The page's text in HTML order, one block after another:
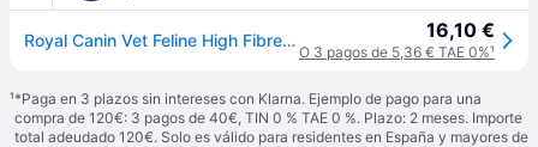
Royal Canin Vet Feline High Fibre FR31 Alimento para Gatos 400g 16,10 €
O 3 pagos de 5,36 € TAE 0%¹
¹*Paga en 3 plazos sin intereses con Klarna. Ejemplo de pago para una
compra de 120€: 3 pagos de 40€, TIN 0 % TAE 0 %. Plazo: 2 meses. Importe
total adeudado 120€. Solo es válido para residentes en España y mayores de